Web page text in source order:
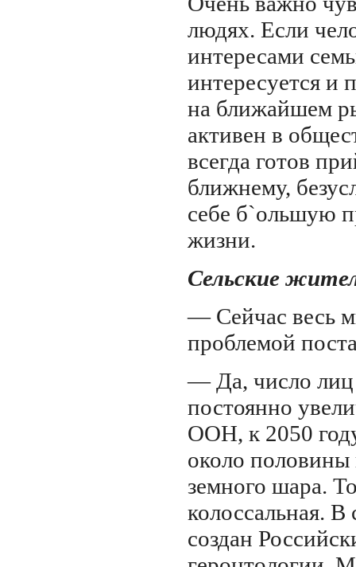
людях. Если
интересами
интересуется и
на ближайшем
активен в
всегда готов
ближнему,
себе б`ольшую
жизни.
Сельские
— Сейчас весь
проблемой
— Да, число лиц
постоянно
ООН, к 2050
около половины
земного шара.
колоссальная. В
создан